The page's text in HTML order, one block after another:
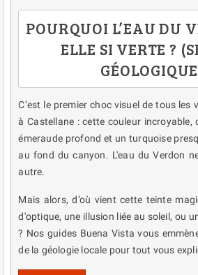
POURQUOI L’EAU DU
ELLE SI VERTE ?
C’est le premier choc visuel de tous les
à Castellane : cette couleur incroyable,
émeraude profond et un turquoise
au fond du canyon. L'eau du Verdon
autre.
Mais alors, d’où vient cette teinte
d'optique, une illusion liée au soleil, ou
? Nos guides Buena Vista vous
de la géologie locale pour tout vous